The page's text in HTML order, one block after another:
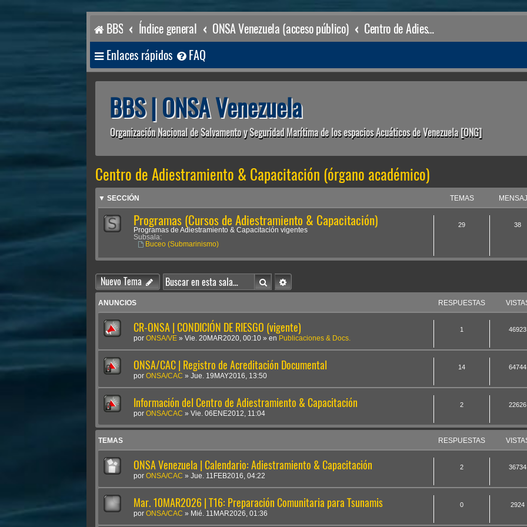
BBS Índice general ONSA Venezuela (acceso público) Centro de Adiestramiento & Capacitación (órgano académico)
Enlaces rápidos FAQ
BBS | ONSA Venezuela
Organización Nacional de Salvamento y Seguridad Marítima de los espacios Acuáticos de Venezuela [ONG]
Centro de Adiestramiento & Capacitación (órgano académico)
▼ SECCIÓN TEMAS
Programas (Cursos de Adiestramiento & Capacitación)
Programas de Adiestramiento & Capacitación vigentes
Subsala:
Buceo (Submarinismo)
29 38
Nuevo Tema BuscarBúsqueda avanzada
ANUNCIOS RESPUESTAS
CR-ONSA | CONDICIÓN DE RIESGO (vigente)
por ONSA/VE » Vie. 20MAR2020, 00:10 » en Publicaciones & Docs.
1 46923
ONSA/CAC | Registro de Acreditación Documental
por ONSA/CAC » Jue. 19MAY2016, 13:50
14 64744
Información del Centro de Adiestramiento & Capacitación
por ONSA/CAC » Vie. 06ENE2012, 11:04
2 22626
TEMAS RESPUESTAS
ONSA Venezuela | Calendario: Adiestramiento & Capacitación
por ONSA/CAC » Jue. 11FEB2016, 04:22
2 36734
Mar. 10MAR2026 | T16: Preparación Comunitaria para Tsunamis
por ONSA/CAC » Mié. 11MAR2026, 01:36
0 2924